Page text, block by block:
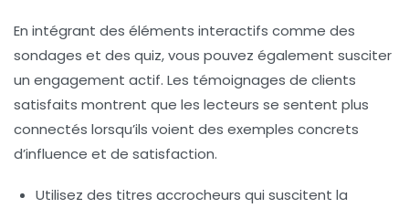
En intégrant des éléments interactifs comme des
sondages et des quiz, vous pouvez également susciter
un engagement actif. Les témoignages de clients
satisfaits montrent que les lecteurs se sentent plus
connectés lorsqu’ils voient des exemples concrets
d’influence et de satisfaction.
Utilisez des titres accrocheurs qui suscitent la